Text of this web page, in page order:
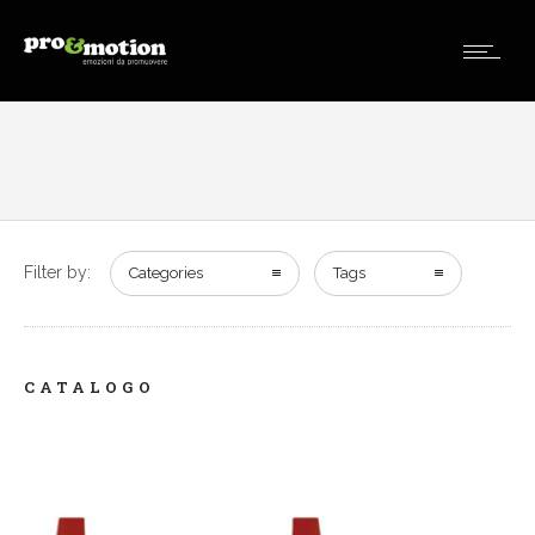
Filter by: Categories Tags
CATALOGO